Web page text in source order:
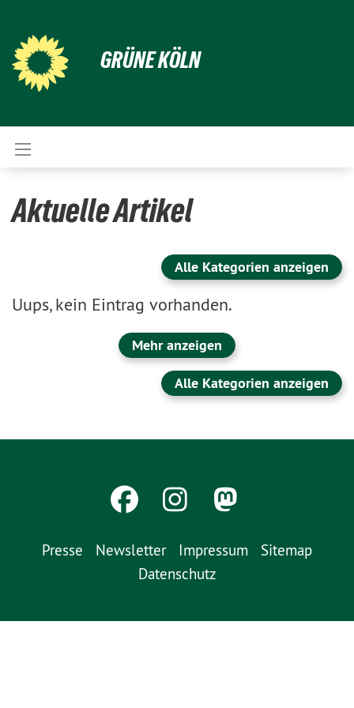
GRÜNE KÖLN
Aktuelle Artikel
Alle Kategorien anzeigen
Uups, kein Eintrag vorhanden.
Mehr anzeigen
Alle Kategorien anzeigen
Presse Newsletter Impressum
Sitemap
Datenschutz